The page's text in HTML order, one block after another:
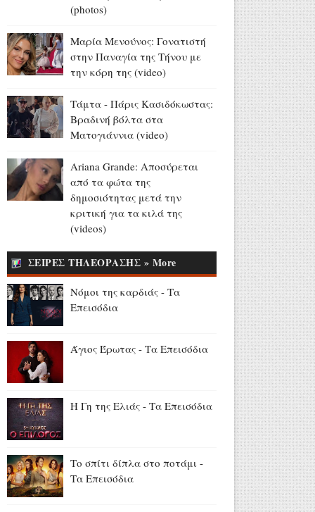
ΔΥΠΑ: Επιπλέον 8.000
πρόγραμμα απασχόλησης
ανέργων 55 ετών και άνω
Αύγουστος 05, 2026
13 και 15 Αυγούστου: Η ΕΡΤ
στην Ίμβρο για τον
Δεκαπενταύγουστο και την
Ιερωσύνης του Οικουμενικού
Πατριάρχου
Αύγουστος 05, 2026
Σταματίνα Τσιμτσιλή από
κρύβεται στις μικρές στιγμές
που μας κάνουν να
χαμογελάμε» (photos)
Αύγουστος 05, 2026
στη Θεσσαλονίκη, τον
Αύγουστος 05, 2026
υλικό από τα γυρίσματα
(trailer+photos)
(photos)
Μαρία Μενούνος: Γονατιστή
στην Παναγία της Τήνου με
την κόρη της (video)
Τάμτα - Πάρις Κασιδόκωστας:
Βραδινή βόλτα στα
Ματογιάννια (video)
Ariana Grande: Αποσύρεται
από τα φώτα της
δημοσιότητας μετά την
κριτική για τα κιλά της
(videos)
ΣΕΙΡΕΣ ΤΗΛΕΟΡΑΣΗΣ » More
Νόμοι της καρδιάς - Τα
Επεισόδια
Άγιος Έρωτας - Τα Επεισόδια
Η Γη της Ελιάς - Τα Επεισόδια
Το σπίτι δίπλα στο ποτάμι -
Τα Επεισόδια